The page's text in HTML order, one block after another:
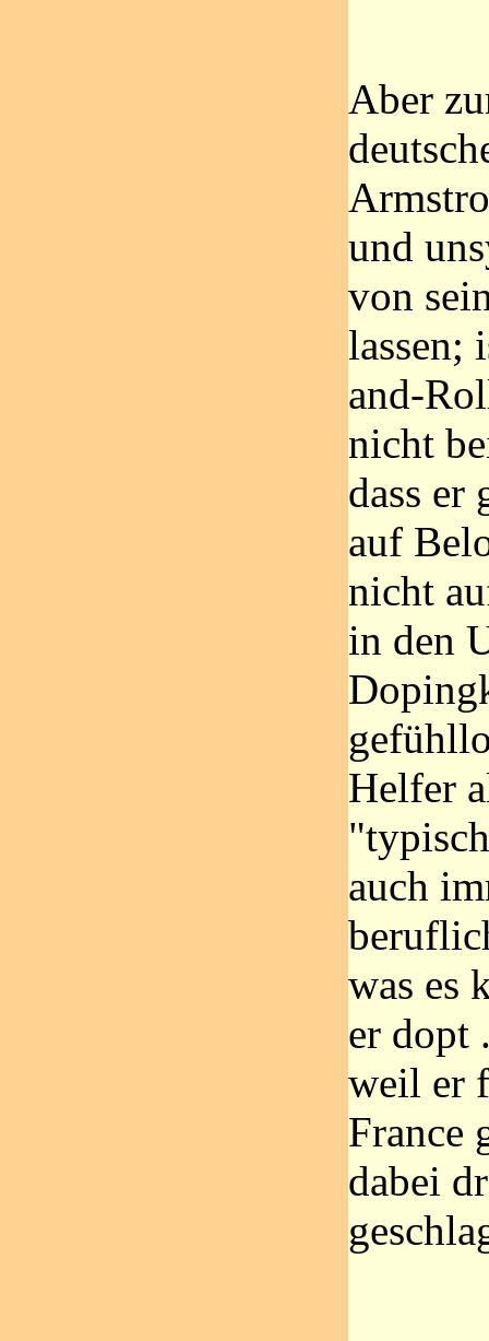
Aber
und
von
lassen;
and-
nicht
dass er
auf
nicht
in den
Helfer
auch
was es
er dopt
weil er
France
dabei